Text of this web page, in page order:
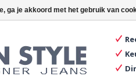
Inloggen Een account aanmaken
ga je akkoord met het gebruik van